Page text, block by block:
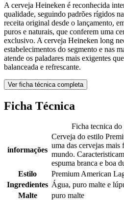
A cerveja Heineken é reconhecida
qualidade, seguindo padrões rígidos
receita original desde o lançamento,
puros e naturais, que conferem uma
exclusivo. A cerveja Heineken long
estabelecimentos do segmento e nas
atende os paladares mais exigentes
balanceada e refrescante.
Ver ficha técnica completa
Ficha Técnica
Ficha tecnica
informações
Cerveja do estilo
uma das cervejas mais
mundo.
espuma branca e boa
Estilo
Premium American
Ingredientes Água, puro malte e
Malte
puro malte